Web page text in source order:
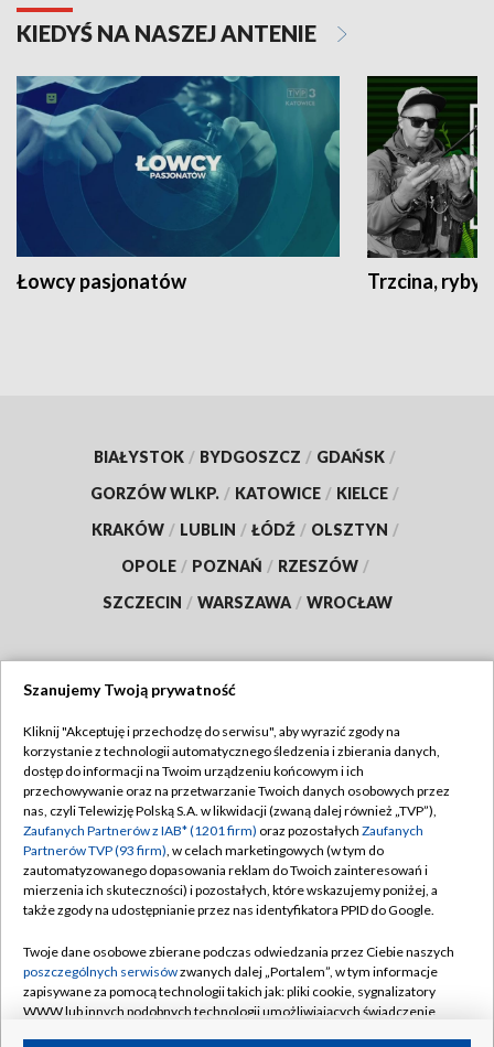
KIEDYŚ NA NASZEJ ANTENIE
Łowcy pasjonatów Trzcina, ryby
BIAŁYSTOK / BYDGOSZCZ / GDAŃSK /
GORZÓW WLKP. / KATOWICE / KIELCE /
KRAKÓW / LUBLIN / ŁÓDŹ / OLSZTYN /
OPOLE / POZNAŃ / RZESZÓW /
SZCZECIN / WARSZAWA / WROCŁAW
TVP
Abonament TVP
Emisja w TVP
Centrum informacji TVP
Naziemna Telewizja Cyfrowa
Rada Programowa
System NOS
Informacje o nadawcy
Regulamin TVP
Polityka prywatności
Moje zgody
Pomoc
Kontakt
Szanujemy Twoją prywatność
Kliknij "Akceptuję i przechodzę do serwisu", aby wyrazić zgody na
korzystanie z technologii automatycznego śledzenia i zbierania danych,
dostęp do informacji na Twoim urządzeniu końcowym i ich
przechowywanie oraz na przetwarzanie Twoich danych osobowych przez
nas, czyli Telewizję Polską S.A. w likwidacji (zwaną dalej również „TVP”),
Zaufanych Partnerów z IAB* (1201 firm) oraz pozostałych Zaufanych
Partnerów TVP (93 firm), w celach marketingowych (w tym do
zautomatyzowanego dopasowania reklam do Twoich zainteresowań i
mierzenia ich skuteczności) i pozostałych, które wskazujemy poniżej, a
także zgody na udostępnianie przez nas identyfikatora PPID do Google.
Twoje dane osobowe zbierane podczas odwiedzania przez Ciebie naszych
poszczególnych serwisówzwanych dalej „Portalem”, w tym informacje
zapisywane za pomocą technologii takich jak: pliki cookie, sygnalizatory
WWW lub innych podobnych technologii umożliwiających świadczenie